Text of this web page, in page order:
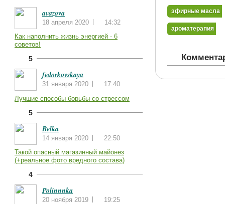
эфирные масла
ароматерапия
avazova
18 апреля 2020
14:32
Как наполнить жизнь энергией - 6
советов!
5
fedorkovskaya
31 января 2020
17:40
Лучшие способы борьбы со стрессом
5
Belka
14 января 2020
22:50
Такой опасный магазинный майонез
(+реальное фото вредного состава)
4
Polinnnka
20 ноября 2019
19:25